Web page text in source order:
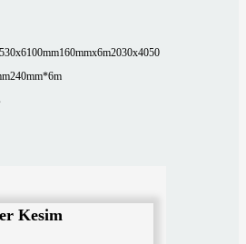
160mmx6m2030x4050
240mm*6m
Kesim